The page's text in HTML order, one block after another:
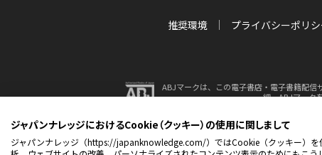
推奨環境 プライバシーポリ
ABJマークは、この電子書店・電子書籍配
細、ABJマーク
© 2001-2026
ジャパンナレッジにおけるCookie（クッキー）の使用に関しまして
ジャパンナレッジ（https://japanknowledge.com/）ではCookie（クッキー）を